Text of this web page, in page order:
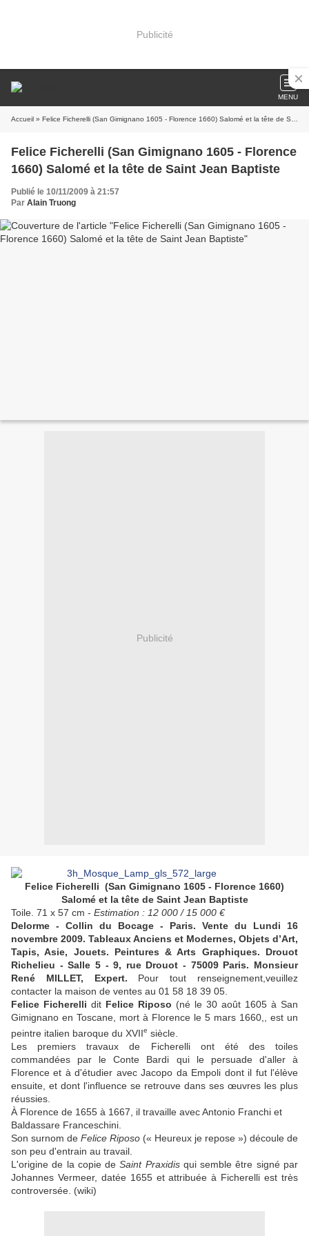
Publicité
MENU
Accueil » Felice Ficherelli (San Gimignano 1605 - Florence 1660) Salomé et la tête de Saint Jean Baptiste
Felice Ficherelli (San Gimignano 1605 - Florence
1660) Salomé et la tête de Saint Jean Baptiste
Publié le 10/11/2009 à 21:57
Par Alain Truong
Publicité
Felice Ficherelli (San Gimignano 1605 - Florence 1660)
Salomé et la tête de Saint Jean Baptiste
Toile. 71 x 57 cm - Estimation : 12 000 / 15 000 €
Delorme - Collin du Bocage - Paris. Vente du Lundi 16
novembre 2009. Tableaux Anciens et Modernes, Objets d’Art,
Tapis, Asie, Jouets. Peintures & Arts Graphiques. Drouot
Richelieu - Salle 5 - 9, rue Drouot - 75009 Paris. Monsieur
René MILLET, Expert. Pour tout renseignement,veuillez
contacter la maison de ventes au 01 58 18 39 05.
Felice Ficherelli dit Felice Riposo (né le 30 août 1605 à San
Gimignano en Toscane, mort à Florence le 5 mars 1660,, est un
peintre italien baroque du XVIIe siècle.
Les premiers travaux de Ficherelli ont été des toiles
commandées par le Conte Bardi qui le persuade d'aller à
Florence et à d'étudier avec Jacopo da Empoli dont il fut l'élève
ensuite, et dont l'influence se retrouve dans ses œuvres les plus
réussies.
À Florence de 1655 à 1667, il travaille avec Antonio Franchi et
Baldassare Franceschini.
Son surnom de Felice Riposo (« Heureux je repose ») découle de
son peu d'entrain au travail.
L'origine de la copie deSaint Praxidisqui semble être signé par
Johannes Vermeer, datée 1655 et attribuée à Ficherelli est très
controversée. (wiki)